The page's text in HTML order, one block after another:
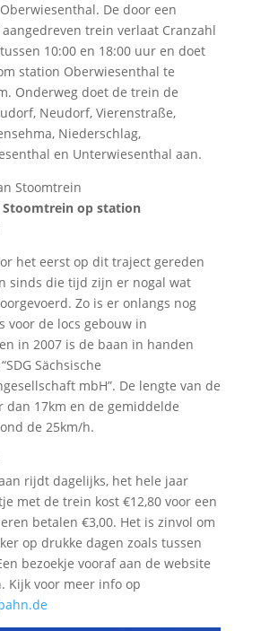
De door een
trein verlaat Cranzahl
10:00 en 18:00 uur en doet
station Oberwiesenthal te
Onderweg doet de trein de
Neudorf, Vierenstraße,
Niederschlag,
en Unterwiesenthal aan.
Stoomtrein op station
het eerst op dit traject gereden
sinds die tijd zijn er nogal wat
Zo is er onlangs nog
voor de locs gebouw in
in 2007 is de baan in handen
Sächsische
mbH”. De lengte van de
dan 17km en de gemiddelde
de 25km/h.
rijdt dagelijks, het hele jaar
met de trein kost €12,80 voor een
betalen €3,00. Het is zinvol om
op drukke dagen zoals tussen
bezoekje vooraf aan de website
Kijk voor meer info op